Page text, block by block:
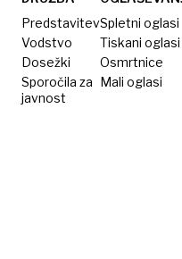
interneta
Predstavitev
Vodstvo
Dosežki
Sporočila za
javnost
Spletni oglasi
Tiskani oglasi
Osmrtnice
Mali oglasi